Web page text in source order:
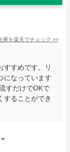
庫を楽天でチェック >>
すすめです。リ
になっています
すだけでOKで
することができ